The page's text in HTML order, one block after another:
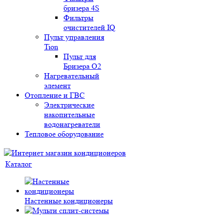
бризера 4S
Фильтры
очистителей IQ
Пульт управления
Tion
Пульт для
Бризера O2
Нагревательный
элемент
Отопление и ГВС
Электрические
накопительные
водонагреватели
Тепловое оборудование
Каталог
Настенные кондиционеры